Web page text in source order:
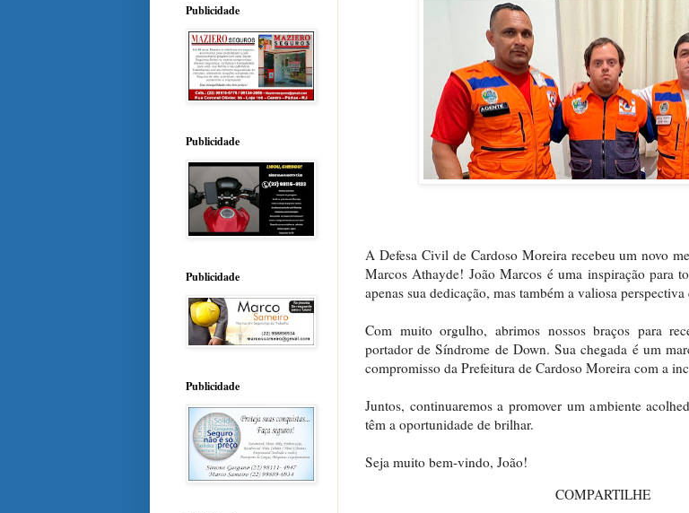
A Defesa Civil de Cardoso Moreira recebeu um novo
Marcos Athayde! João Marcos é uma inspiração para
apenas sua dedicação, mas também a valiosa
Com muito orgulho, abrimos nossos braços para
portador de Síndrome de Down. Sua chegada é um
compromisso da Prefeitura de Cardoso Moreira com a
Juntos, continuaremos a promover um ambiente
têm a oportunidade de brilhar.
Seja muito bem-vindo, João!
COMPARTILHE
Publicidade
Publicidade
Publicidade
Publicidade